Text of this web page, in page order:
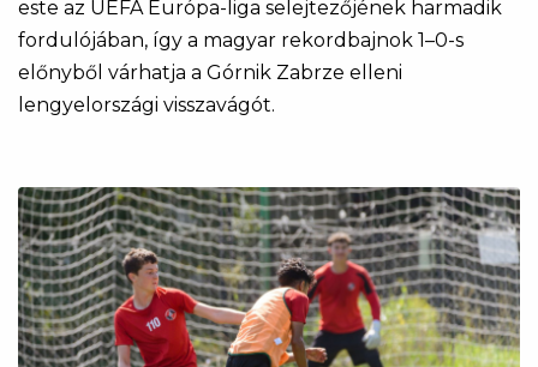
este az UEFA Európa-liga selejtezőjének harmadik
fordulójában, így a magyar rekordbajnok 1–0-s
előnyből várhatja a Górnik Zabrze elleni
lengyelországi visszavágót.